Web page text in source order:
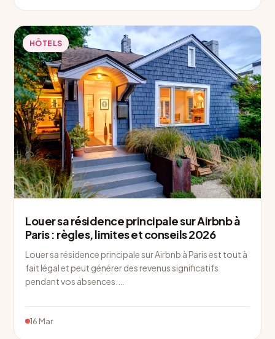
HÔTELS
Louer sa résidence principale sur Airbnb à
Paris : règles, limites et conseils 2026
Louer sa résidence principale sur Airbnb à Paris est tout à
fait légal et peut générer des revenus significatifs
pendant vos absences.…
16 Mar